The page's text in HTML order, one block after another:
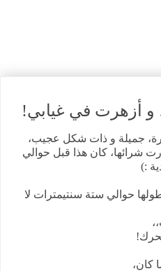
و أزهرت في غيابي!
جميلة و ذات شكل عجيب،
شرائها، كان هذا قبل حوالي
:)
حوالي ستة سنتيمترات لا
كان،